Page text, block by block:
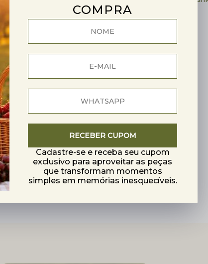
COMPRA
Cadastre-se e receba seu cupom
exclusivo para aproveitar as peças
que transformam momentos
simples em memórias inesquecíveis.
RECEBER CUPOM